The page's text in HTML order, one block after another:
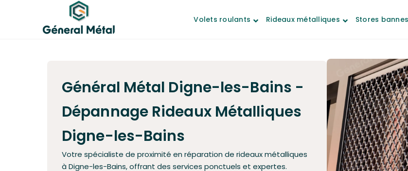
Volets roulants Rideaux métalliques Stores bannes
Général Métal Digne-les-Bains -
Dépannage Rideaux Métalliques
Digne-les-Bains
Votre spécialiste de proximité en réparation de rideaux métalliques
à Digne-les-Bains, offrant des services ponctuels et expertes.